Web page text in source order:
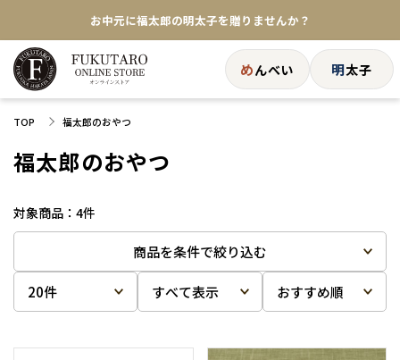
お中元に福太郎の明太子を贈りませんか？
★めんべい25周年記念商品が登場★
【色々な味を試したい方へ】ポストイン！めんべい
めんべい 明太子
TOP 福太郎のおやつ
福太郎のおやつ
商品を条件で絞り込む
4件